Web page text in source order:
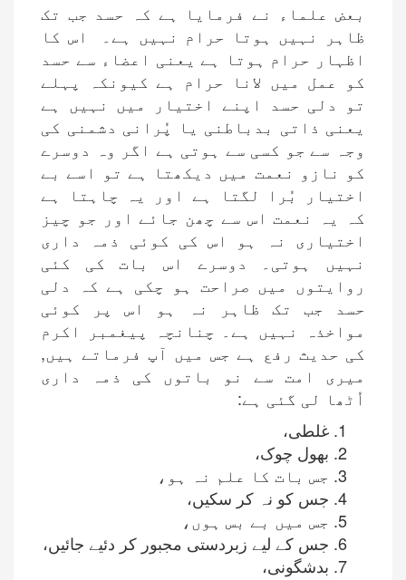
بعض علماء نے فرمایا ہے کہ حسد جب تک
ظاہر نہیں ہوتا حرام نہیں ہے۔ اس کا
اظہار حرام ہوتا ہے یعنی اعضاء سے حسد
کو عمل میں لانا حرام ہے کیونکہ پہلے
تو دلی حسد اپنے اختیار میں نہیں ہے
یعنی ذاتی بدباطنی یا پُرانی دشمنی کی
وجہ سے جو کسی سے ہوتی ہے اگر وہ دوسرے
کو نازو نعمت میں دیکھتا ہے تو اسے بے
اختیار بُرا لگتا ہے اور یہ چاہتا ہے
کہ یہ نعمت اس سے چھن جائے اور جو چیز
اختیاری نہ ہو اس کی کوئی ذمہ داری
نہیں ہوتی۔ دوسرے اس بات کی کئی
روایتوں میں صراحت ہو چکی ہے کہ دلی
حسد جب تک ظاہر نہ ہو اس پر کوئی
مواخذہ نہیں ہے۔ چنانچہ پیغمبر اکرم
کی حدیث رفع ہے جس میں آپ فرماتے ہیں,
میری امت سے نو باتوں کی ذمہ داری
اُٹھا لی گئی ہے:
غلطی،
بھول چوک،
جس بات کا علم نہ ہو،
جس کو نہ کر سکیں،
جس میں بے بس ہوں،
جس کے لیے زبردستی مجبور کر دئیے جائیں،
بدشگونی،